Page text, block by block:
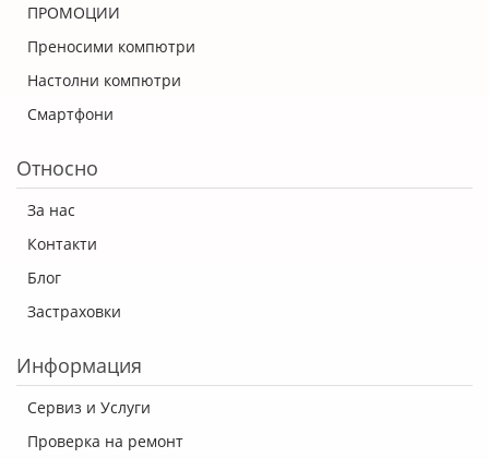
ПРОМОЦИИ
Преносими компютри
Настолни компютри
Смартфони
Относно
За нас
Контакти
Блог
Застраховки
Информация
Сервиз и Услуги
Проверка на ремонт